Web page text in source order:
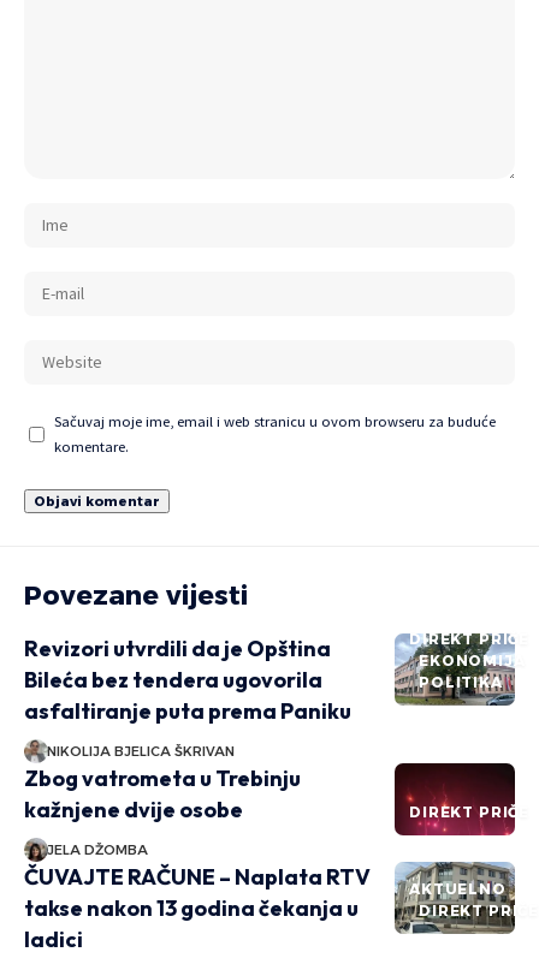
Sačuvaj moje ime, email i web stranicu u ovom browseru za buduće
komentare.
Povezane vijesti
DIREKT PRIČE
EKONOMIJA
POLITIKA
Revizori utvrdili da je Opština
Bileća bez tendera ugovorila
asfaltiranje puta prema Paniku
NIKOLIJA BJELICA ŠKRIVAN
DIREKT PRIČE
Zbog vatrometa u Trebinju
kažnjene dvije osobe
JELA DŽOMBA
AKTUELNO
DIREKT PRIČE
ČUVAJTE RAČUNE – Naplata RTV
takse nakon 13 godina čekanja u
ladici